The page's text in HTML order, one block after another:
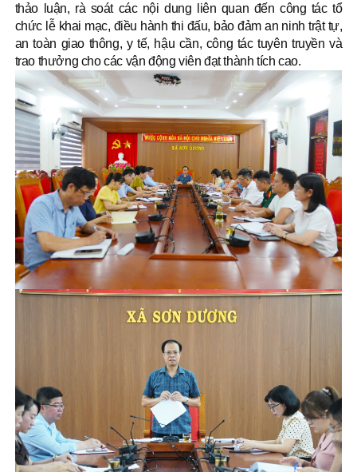
thảo luận, rà soát các nội dung liên quan đến công tác tổ
chức lễ khai mạc, điều hành thi đấu, bảo đảm an ninh trật tự,
an toàn giao thông, y tế, hậu cần, công tác tuyên truyền và
trao thưởng cho các vận động viên đạt thành tích cao.